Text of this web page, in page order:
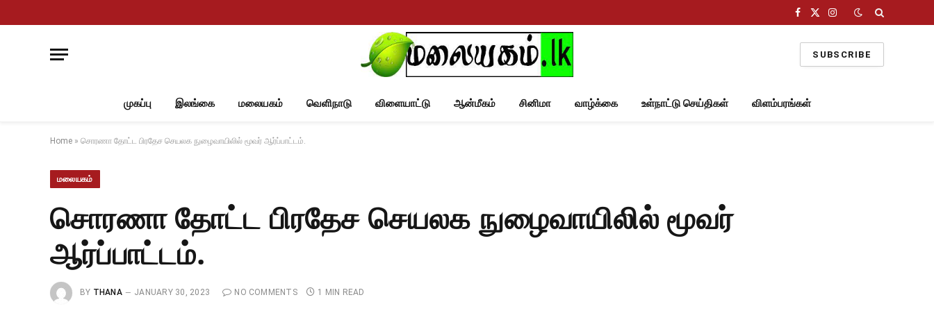
Facebook
X
Instagram
SUBSCRIBE
முகப்பு இலங்கை மலையகம் வெளிநாடு விளையாட்டு ஆன்மீகம் சினிமா வாழ்க்கை உள்நாட்டு செய்திகள் விளம்பரங்கள்
Home » சொரணா தோட்ட பிரதேச செயலக நுழைவாயிலில் மூவர் ஆர்ப்பாட்டம்.
மலையகம்
சொரணா தோட்ட பிரதேச செயலக நுழைவாயிலில் மூவர்
ஆர்ப்பாட்டம்.
BY THANA JANUARY 30, 2023 NO COMMENTS 1 MIN READ